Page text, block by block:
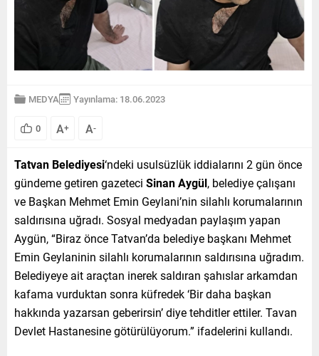
MEDYA Yayınlama: 18.06.2023
0 A+ A-
Tatvan Belediyesi‘ndeki usulsüzlük iddialarını 2 gün önce
gündeme getiren gazeteci Sinan Aygül, belediye çalışanı
ve Başkan Mehmet Emin Geylani’nin silahlı korumalarının
saldırısına uğradı. Sosyal medyadan paylaşım yapan
Aygün, “Biraz önce Tatvan’da belediye başkanı Mehmet
Emin Geylaninin silahlı korumalarının saldırısına uğradım.
Belediyeye ait araçtan inerek saldıran şahıslar arkamdan
kafama vurduktan sonra küfredek ‘Bir daha başkan
hakkında yazarsan geberirsin’ diye tehditler ettiler. Tavan
Devlet Hastanesine götürülüyorum.” ifadelerini kullandı.